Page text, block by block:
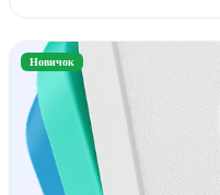
Новичок